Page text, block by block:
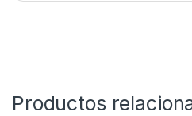
Productos